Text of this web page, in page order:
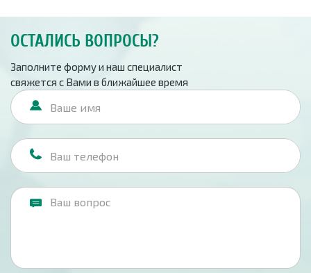
ОСТАЛИСЬ ВОПРОСЫ?
Заполните форму и наш специалист
свяжется с Вами в ближайшее время